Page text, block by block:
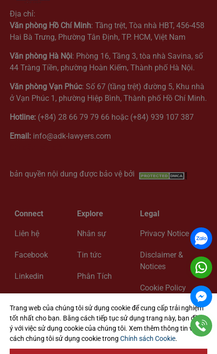
Địa chỉ:
Văn phòng Hồ Chí Minh: Tầng trệt, Tòa nhà HBT, 456-458
Hai Bà Trưng, Phường Tân Định, TP. HCM, Việt Nam
Văn phòng Hà Nội: Phòng 16, Tầng 3, tòa nhà Savina, số
44 Tràng Tiền, phường Hoàn Kiếm, Thành phố Hà Nội.
Văn phòng Vạn Phúc: Số 67 (tầng trệt) đường 5, Khu nhà
ở Vạn Phúc 1, phường Hiệp Bình, Thành phố Hồ Chí Minh.
Hotline: (+84) 28 66 79 79 66 hoặc (+84) 939 107 387
Email: info@adk-lawyers.com
bản quyền nội dung được bảo vệ bởi
Connect
Liên hệ
Facebook
Linkedin
Explore
Nhân sự
Tin tức
Phân Tích
Legal
Privacy Notice
Disclaimer &
Notices
Cookie Policy
Cookie Settings
@ 2024 ADK Vietnam Lawyers. All Rights Reserved
Trang web của chúng tôi sử dụng cookie để cung cấp trải nghiệm
tốt nhất cho bạn. Bằng cách tiếp tục sử dụng trang này, bạn đồng
ý với việc sử dụng cookie của chúng tôi. Xem thêm thông tin về
cách chúng tôi sử dụng cookie trong Chính sách Cookie.